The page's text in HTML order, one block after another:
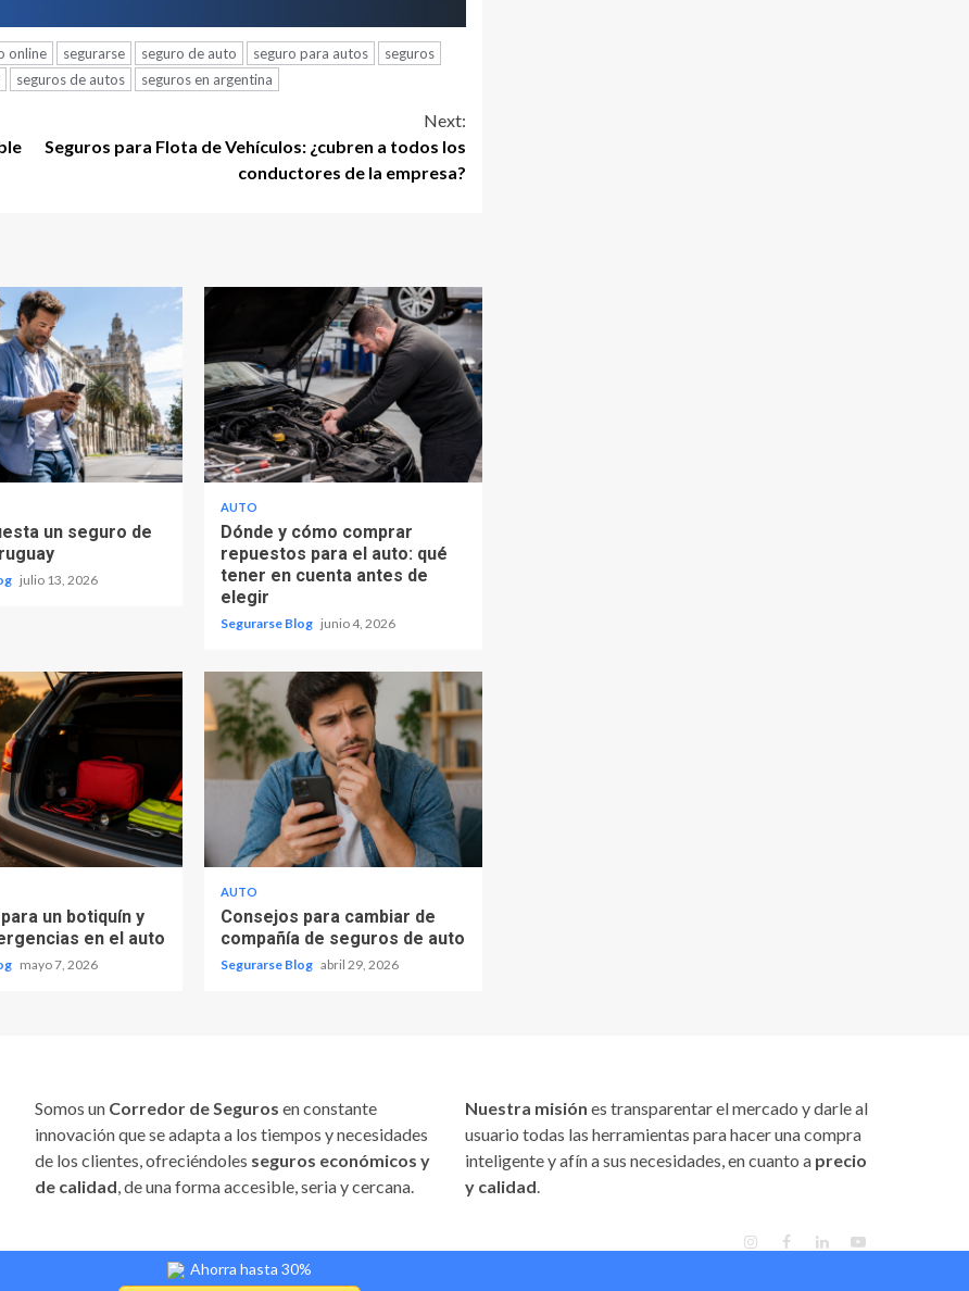
Ahorra hasta 30%
online segurarse seguro de auto seguro para autos
seguros
seguros de autos seguros en argentina
Next:
Seguros para Flota de Vehículos: ¿cubren a todos los
conductores de la empresa?
un seguro de
julio 13, 2026
AUTO
Dónde y cómo comprar
repuestos para el auto: qué
tener en cuenta antes de
elegir
Segurarse Blog junio 4, 2026
un botiquín y
en el auto
mayo 7, 2026
AUTO
Consejos para cambiar de
compañía de seguros de auto
Segurarse Blog abril 29, 2026
Somos un Corredor de Seguros en constante
innovación que se adapta a los tiempos y necesidades
de los clientes, ofreciéndoles seguros económicos y
de calidad, de una forma accesible, seria y cercana.
Nuestra misión es transparentar el mercado y darle al
usuario todas las herramientas para hacer una compra
inteligente y afín a sus necesidades, en cuanto a precio
y calidad.
INSTAGRAM
FACEBOOK
LINKEDIN
YOUTUBE